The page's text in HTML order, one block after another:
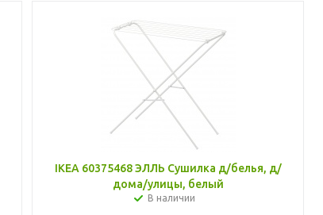
IKEA 60375468 ЭЛЛЬ Сушилка д/белья, д/
дома/улицы, белый
В наличии